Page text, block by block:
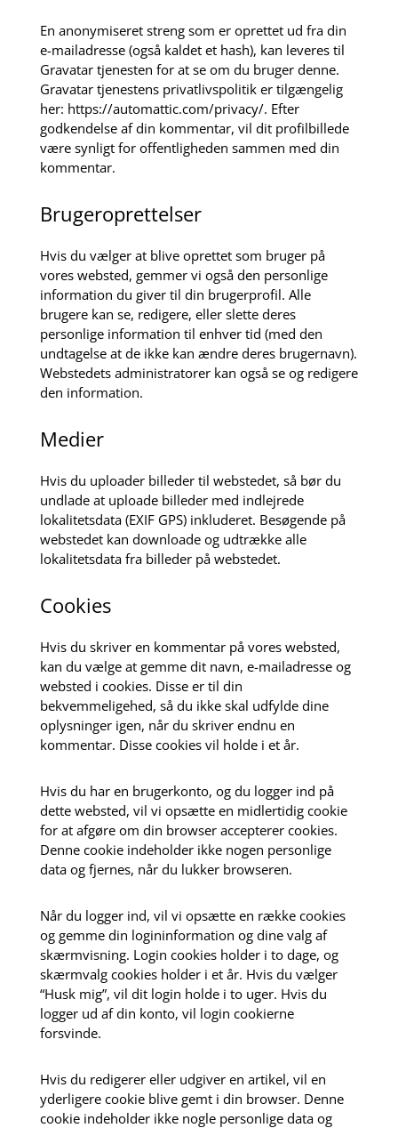
En anonymiseret streng som er oprettet ud fra din
e-mailadresse (også kaldet et hash), kan leveres til
Gravatar tjenesten for at se om du bruger denne.
Gravatar tjenestens privatlivspolitik er tilgængelig
her: https://automattic.com/privacy/. Efter
godkendelse af din kommentar, vil dit profilbillede
være synligt for offentligheden sammen med din
kommentar.
Brugeroprettelser
Hvis du vælger at blive oprettet som bruger på
vores websted, gemmer vi også den personlige
information du giver til din brugerprofil. Alle
brugere kan se, redigere, eller slette deres
personlige information til enhver tid (med den
undtagelse at de ikke kan ændre deres brugernavn).
Webstedets administratorer kan også se og redigere
den information.
Medier
Hvis du uploader billeder til webstedet, så bør du
undlade at uploade billeder med indlejrede
lokalitetsdata (EXIF GPS) inkluderet. Besøgende på
webstedet kan downloade og udtrække alle
lokalitetsdata fra billeder på webstedet.
Cookies
Hvis du skriver en kommentar på vores websted,
kan du vælge at gemme dit navn, e-mailadresse og
websted i cookies. Disse er til din
bekvemmeligehed, så du ikke skal udfylde dine
oplysninger igen, når du skriver endnu en
kommentar. Disse cookies vil holde i et år.
Hvis du har en brugerkonto, og du logger ind på
dette websted, vil vi opsætte en midlertidig cookie
for at afgøre om din browser accepterer cookies.
Denne cookie indeholder ikke nogen personlige
data og fjernes, når du lukker browseren.
Når du logger ind, vil vi opsætte en række cookies
og gemme din logininformation og dine valg af
skærmvisning. Login cookies holder i to dage, og
skærmvalg cookies holder i et år. Hvis du vælger
“Husk mig”, vil dit login holde i to uger. Hvis du
logger ud af din konto, vil login cookierne
forsvinde.
Hvis du redigerer eller udgiver en artikel, vil en
yderligere cookie blive gemt i din browser. Denne
cookie indeholder ikke nogle personlige data og